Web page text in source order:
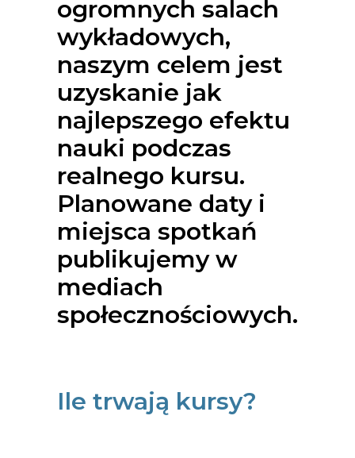
ogromnych salach
wykładowych,
naszym celem jest
uzyskanie jak
najlepszego efektu
nauki podczas
realnego kursu.
Planowane daty i
miejsca spotkań
publikujemy w
mediach
społecznościowych.
Ile trwają kursy?